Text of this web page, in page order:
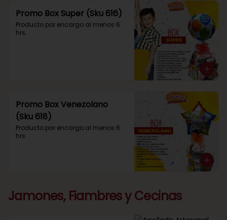
Promo Box Super (Sku 616)
Producto por encargo al menos 6
hrs.
Promo Box Venezolano
(Sku 618)
Producto por encargo al menos 6
hrs.
Jamones, Fiambres y Cecinas